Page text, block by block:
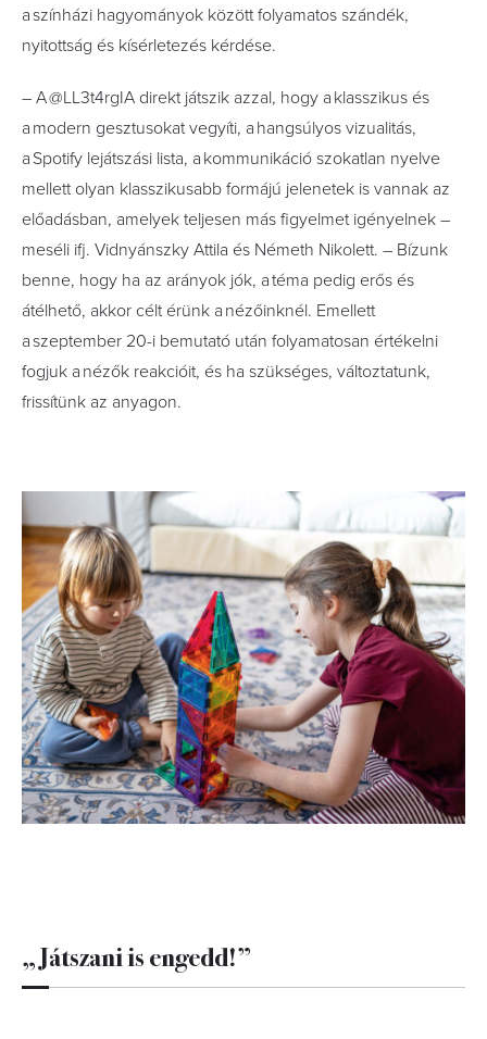
a színházi­ hagyományok között folyamatos szándék,
nyitottság és kísérletezés kérdése.
– A @LL3t4rgIA direkt játszik azzal, hogy a klasszikus és
a modern gesztusokat vegyíti, a hangsúlyos vizualitás,
a Spotify lejátszási lista, a kommunikáció szokatlan nyelve
mellett olyan klasszikusabb formájú jelenetek is vannak az
előadásban, amelyek teljesen más figyelmet igényelnek –
meséli ifj. Vidnyánszky Attila és Németh Nikolett. – Bízunk
benne, hogy ha az arányok jók, a téma pedig erős és
átélhető, akkor célt érünk a nézőinknél. Emellett
a szeptember 20-i bemutató után folyamatosan értékelni
fogjuk a nézők reakcióit, és ha szükséges, változtatunk,
frissítünk az anyagon.
„Játszani is engedd!”